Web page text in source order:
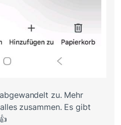
zu. Mehr
zusammen. Es gibt